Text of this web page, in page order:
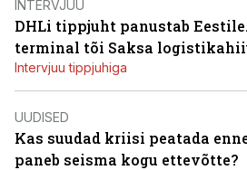
INTERVJUU
DHLi tippjuht panustab
terminal tõi Saksa
Intervjuu tippjuhiga
UUDISED
Kas suudad kriisi peatada
paneb seisma kogu ettevõtte?